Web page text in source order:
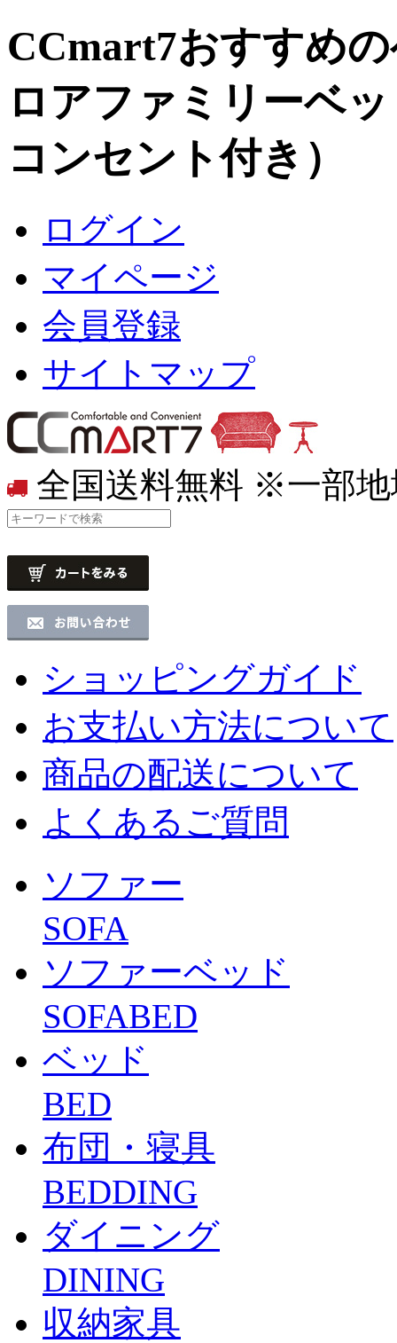
CCmart7おすすめ
ロアファミリーベ
コンセント付き）
ログイン
マイページ
会員登録
サイトマップ
全国送料無料 ※一部地
ショッピングガイド
お支払い方法について
商品の配送について
よくあるご質問
ソファー
SOFA
ソファーベッド
SOFABED
ベッド
BED
布団・寝具
BEDDING
ダイニング
DINING
収納家具